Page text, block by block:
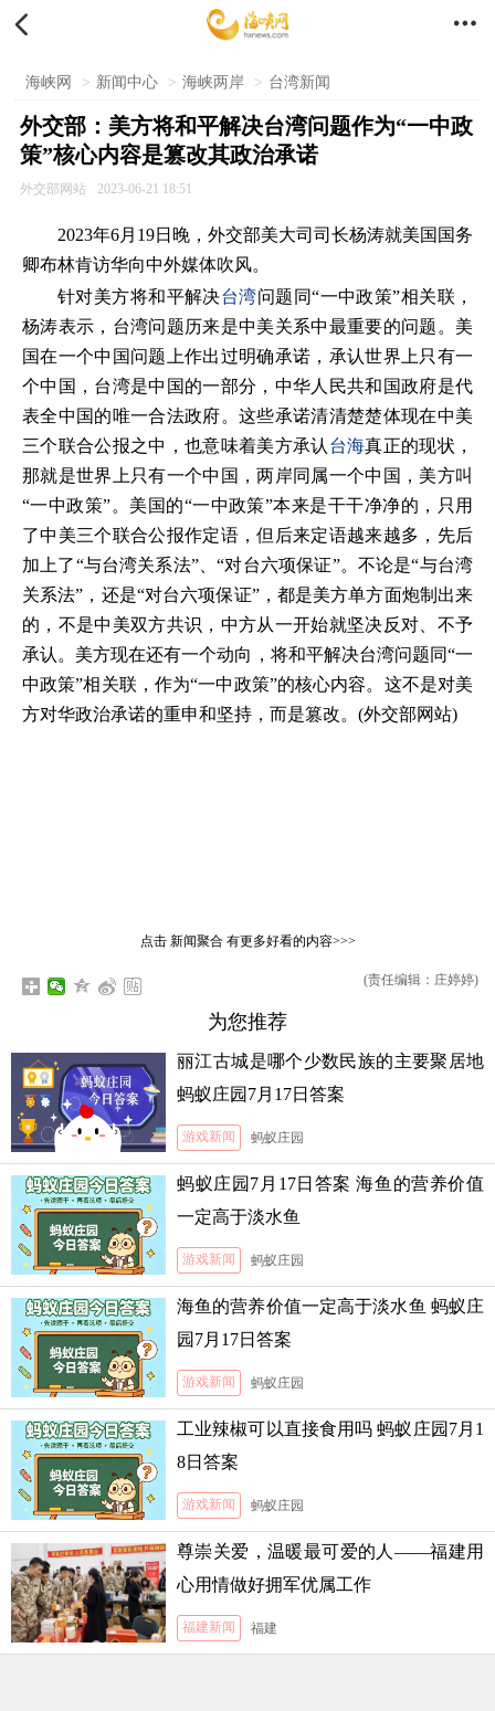
 
海峡网 > 新闻中心 > 海峡两岸 > 台湾新闻
外交部：美方将和平解决台湾问题作为“一中政
策”核心内容是篡改其政治承诺
外交部网站 2023-06-21 18:51
2023年6月19日晚，外交部美大司司长杨涛就美国国务
卿布林肯访华向中外媒体吹风。
针对美方将和平解决台湾问题同“一中政策”相关联，
杨涛表示，台湾问题历来是中美关系中最重要的问题。美
国在一个中国问题上作出过明确承诺，承认世界上只有一
个中国，台湾是中国的一部分，中华人民共和国政府是代
表全中国的唯一合法政府。这些承诺清清楚楚体现在中美
三个联合公报之中，也意味着美方承认 台海真正的现状，
那就是世界上只有一个中国，两岸同属一个中国，美方叫
“一中政策”。美国的“一中政策”本来是干干净净的，只用
了中美三个联合公报作定语，但后来定语越来越多，先后
加上了“与台湾关系法”、“对台六项保证”。不论是“与台湾
关系法”，还是“对台六项保证”，都是美方单方面炮制出来
的，不是中美双方共识，中方从一开始就坚决反对、不予
承认。美方现在还有一个动向，将和平解决台湾问题同“一
中政策”相关联，作为“一中政策”的核心内容。这不是对美
方对华政治承诺的重申和坚持，而是篡改。(外交部网站)
点击 新闻聚合有更多好看的内容>>>
(责任编辑：庄婷婷)
为您推荐
丽江古城是哪个少数民族的主要聚居地
蚂蚁庄园7月17日答案
游戏新闻 蚂蚁庄园
蚂蚁庄园7月17日答案 海鱼的营养价值
一定高于淡水鱼
游戏新闻 蚂蚁庄园
海鱼的营养价值一定高于淡水鱼 蚂蚁庄
园7月17日答案
游戏新闻 蚂蚁庄园
工业辣椒可以直接食用吗 蚂蚁庄园7月1
8日答案
游戏新闻 蚂蚁庄园
尊崇关爱，温暖最可爱的人——福建用
心用情做好拥军优属工作
福建新闻 福建